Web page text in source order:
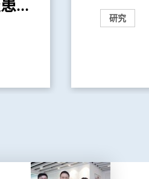
...
研究